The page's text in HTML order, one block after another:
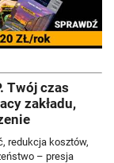
Twój czas
zakładu,
redukcja kosztów,
– presja